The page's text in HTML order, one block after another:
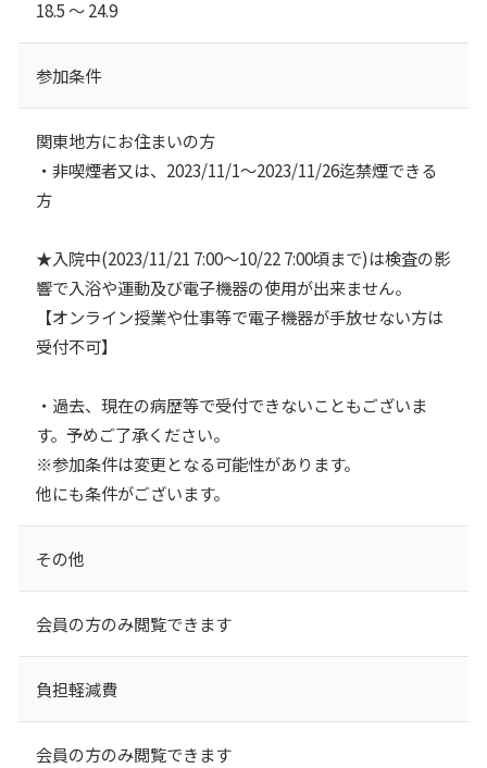
18.5 ～ 24.9
参加条件
関東地方にお住まいの方
・非喫煙者又は、2023/11/1～2023/11/26迄禁煙できる
方
★入院中(2023/11/21 7:00～10/22 7:00頃まで)は検査の影
響で入浴や運動及び電子機器の使用が出来ません。
【オンライン授業や仕事等で電子機器が手放せない方は
受付不可】
・過去、現在の病歴等で受付できないこともございま
す。予めご了承ください。
※参加条件は変更となる可能性があります。
他にも条件がございます。
その他
会員の方のみ閲覧できます
負担軽減費
会員の方のみ閲覧できます